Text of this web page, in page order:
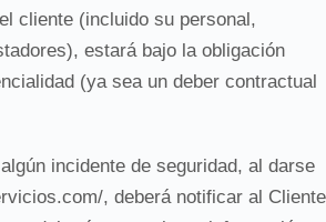
cliente (incluido su personal,
estará bajo la obligación
(ya sea un deber contractual
incidente de seguridad, al darse
, deberá notificar al Cliente